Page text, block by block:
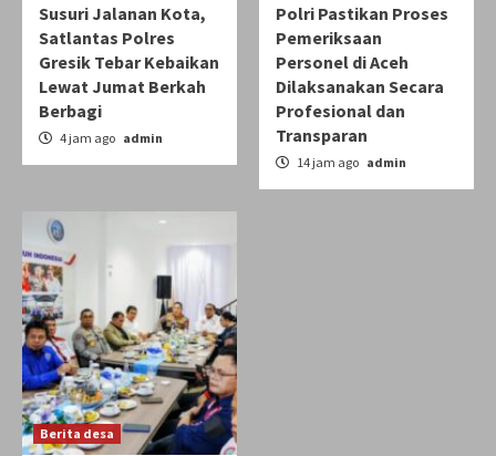
Susuri Jalanan Kota,
Satlantas Polres
Gresik Tebar Kebaikan
Lewat Jumat Berkah
Berbagi
4 jam ago admin
Polri Pastikan Proses
Pemeriksaan
Personel di Aceh
Dilaksanakan Secara
Profesional dan
Transparan
14 jam ago admin
Berita desa